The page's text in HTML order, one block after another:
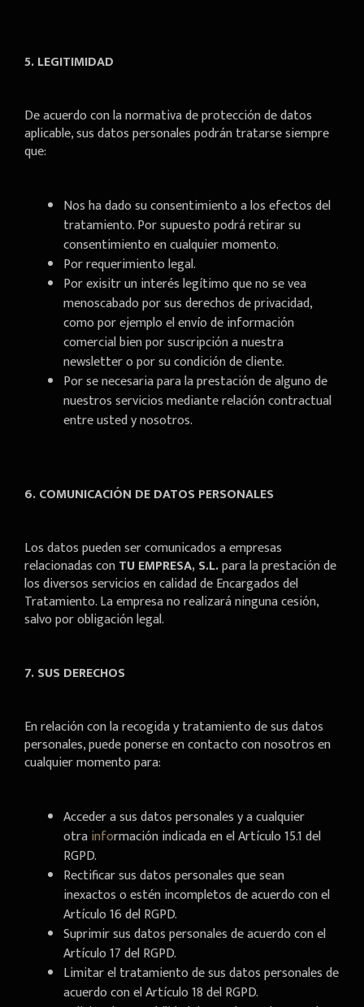
5. LEGITIMIDAD
De acuerdo con la normativa de protección de datos
aplicable, sus datos personales podrán tratarse siempre
que:
Nos ha dado su consentimiento a los efectos del
tratamiento. Por supuesto podrá retirar su
consentimiento en cualquier momento.
Por requerimiento legal.
Por exisitr un interés legítimo que no se vea
menoscabado por sus derechos de privacidad,
como por ejemplo el envío de información
comercial bien por suscripción a nuestra
newsletter o por su condición de cliente.
Por se necesaria para la prestación de alguno de
nuestros servicios mediante relación contractual
entre usted y nosotros.
6. COMUNICACIÓN DE DATOS PERSONALES
Los datos pueden ser comunicados a empresas
relacionadas conTU EMPRESA, S.L.para la prestación de
los diversos servicios en calidad de Encargados del
Tratamiento. La empresa no realizará ninguna cesión,
salvo por obligación legal.
7. SUS DERECHOS
En relación con la recogida y tratamiento de sus datos
personales, puede ponerse en contacto con nosotros en
cualquier momento para:
Acceder a sus datos personales y a cualquier
otrainformación indicada en el Artículo 15.1 del
RGPD.
Rectificar sus datos personales que sean
inexactos o estén incompletos de acuerdo con el
Artículo 16 del RGPD.
Suprimir sus datos personales de acuerdo con el
Artículo 17 del RGPD.
Limitar el tratamiento de sus datos personales de
acuerdo con el Artículo 18 del RGPD.